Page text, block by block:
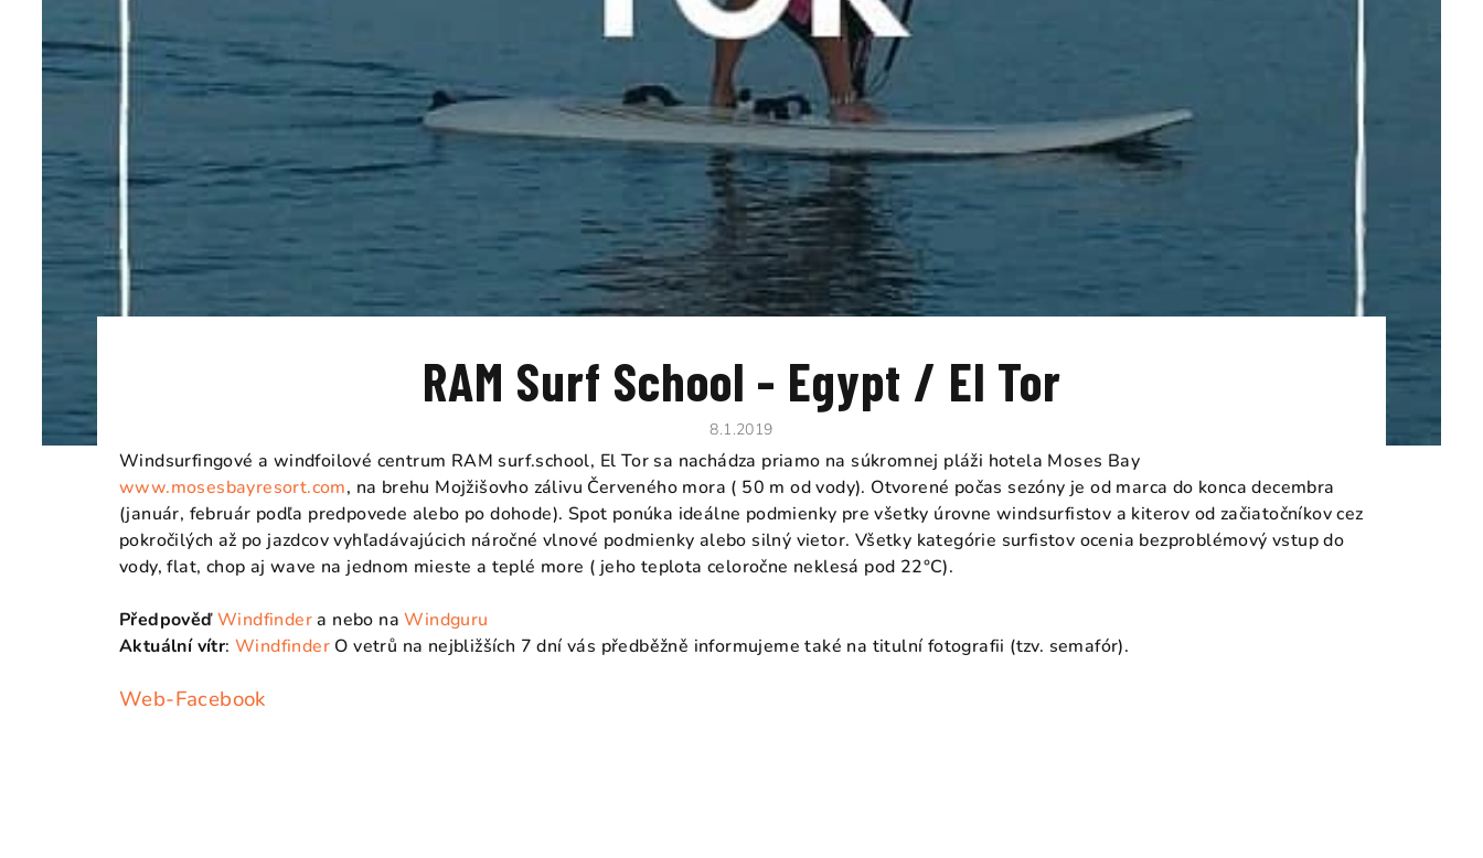
RAM Surf School - Egypt / El Tor
8.1.2019
Windsurfingové a windfoilové centrum RAM surf.school, El Tor sa nachádza priamo na súkromnej pláži hotela Moses Bay
www.mosesbayresort.com, na brehu Mojžišovho zálivu Červeného mora ( 50 m od vody). Otvorené počas sezóny je od marca do konca decembra
(január, február podľa predpovede alebo po dohode). Spot ponúka ideálne podmienky pre všetky úrovne windsurfistov a kiterov od začiatočníkov cez
pokročilých až po jazdcov vyhľadávajúcich náročné vlnové podmienky alebo silný vietor. Všetky kategórie surfistov ocenia bezproblémový vstup do
vody, flat, chop aj wave na jednom mieste a teplé more ( jeho teplota celoročne neklesá pod 22°C).
PředpověďWindfindera nebo naWindguru
Aktuální vítr:Windfinder O vetrů na nejbližších 7 dní vás předběžně informujeme také na titulní fotografii (tzv. semafór).
Web-Facebook